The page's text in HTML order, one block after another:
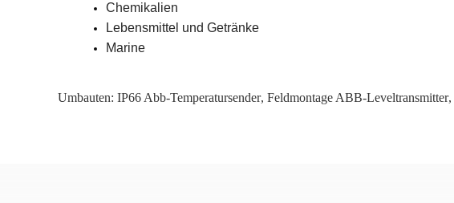
Chemikalien
Lebensmittel und Getränke
Marine
Umbauten: IP66 Abb-Temperatursender, Feldmontage ABB-Leveltransmitter,